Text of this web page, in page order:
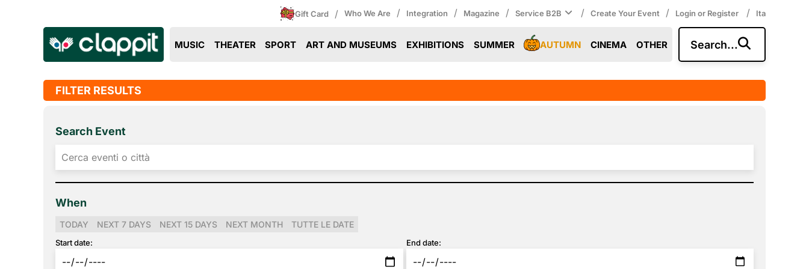
Gift Card / Who We Are / Integration / Magazine / Service B2B / Create Your Event / Login or Register / Ita
MUSIC THEATER SPORT ART AND MUSEUMS EXHIBITIONS SUMMER AUTUMN CINEMA OTHER Search...
FILTER RESULTS
Search Event
When
TODAY NEXT 7 DAYS NEXT 15 DAYS NEXT MONTH TUTTE LE DATE
Start date: End date: